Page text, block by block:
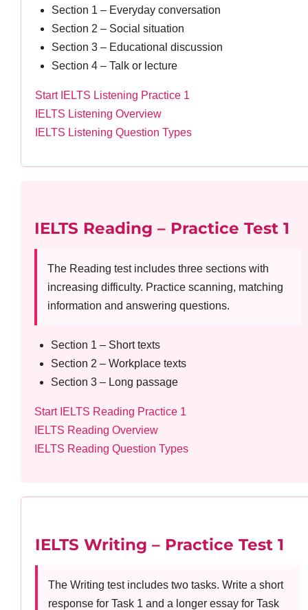
Section 1 – Everyday conversation
Section 2 – Social situation
Section 3 – Educational discussion
Section 4 – Talk or lecture
Start IELTS Listening Practice 1
IELTS Listening Overview
IELTS Listening Question Types
IELTS Reading – Practice Test 1
The Reading test includes three sections with
increasing difficulty. Practice scanning, matching
information and answering questions.
Section 1 – Short texts
Section 2 – Workplace texts
Section 3 – Long passage
Start IELTS Reading Practice 1
IELTS Reading Overview
IELTS Reading Question Types
IELTS Writing – Practice Test 1
The Writing test includes two tasks. Write a short
response for Task 1 and a longer essay for Task